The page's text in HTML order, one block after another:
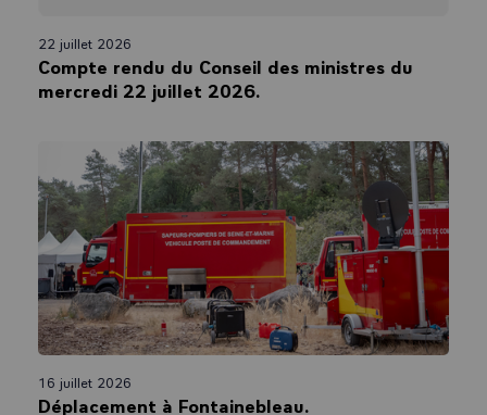
22 juillet 2026
Compte rendu du Conseil des ministres du
mercredi 22 juillet 2026.
16 juillet 2026
Déplacement à Fontainebleau.